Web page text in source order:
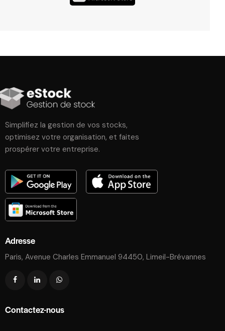
Simplifiez la gestion de vos stocks,
optimisez votre organisation, et faites
prospérer votre entreprise.
Adresse
Paris, Avenue Charles Emmanuel 94450, Limeil-Brévannes
Contactez-nous